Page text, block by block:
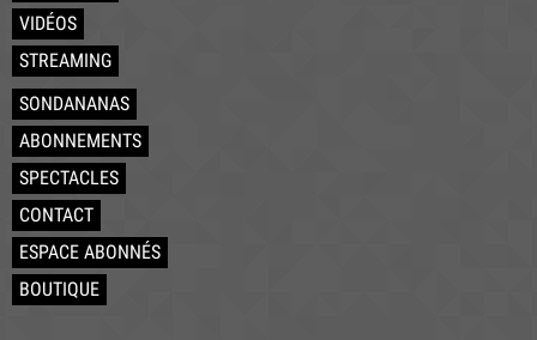
VIDÉOS
STREAMING
SONDANANAS
ABONNEMENTS
SPECTACLES
CONTACT
ESPACE ABONNÉS
BOUTIQUE